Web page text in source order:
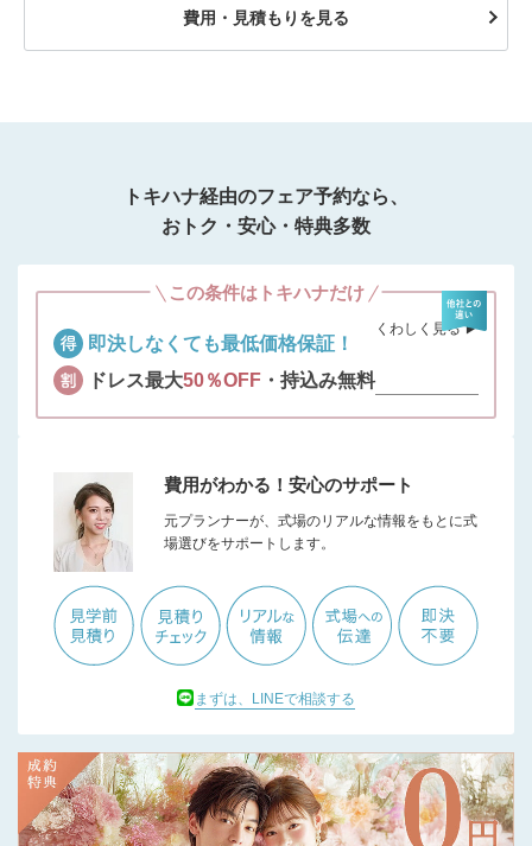
費用・見積もりを見る
トキハナ経由のフェア予約なら、
おトク・安心・特典多数
この条件はトキハナだけ
即決しなくても最低価格保証！
ドレス最大50％OFF ・持込み無料
くわしく見る ▶︎
費用がわかる！安心のサポート
元プランナーが、式場のリアルな情報をもとに式
場選びをサポートします。
まずは、LINEで相談する